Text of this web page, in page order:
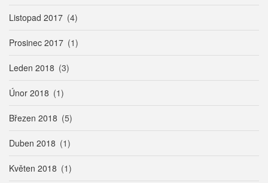
Listopad 2017 (4)
Prosinec 2017 (1)
Leden 2018 (3)
Únor 2018 (1)
Březen 2018 (5)
Duben 2018 (1)
Květen 2018 (1)